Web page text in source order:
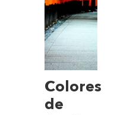
Colores
de